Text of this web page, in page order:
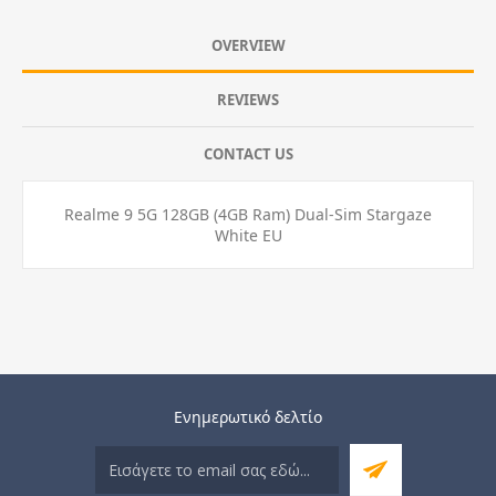
OVERVIEW
REVIEWS
CONTACT US
Realme 9 5G 128GB (4GB Ram) Dual-Sim Stargaze
White EU
Ενημερωτικό δελτίο